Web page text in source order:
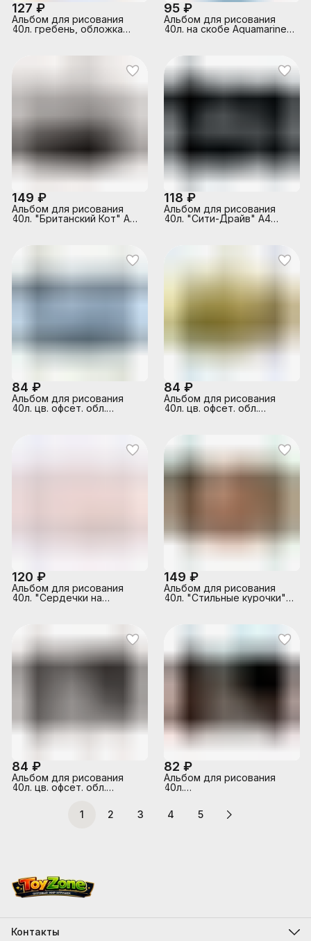
127 ₽
Альбом для рисования
40л. гребень, обложка
95 ₽
Альбом для рисования
40л. на скобе Aquamarine,
149 ₽
Альбом для рисования
40л. "Британский Кот" А4
118 ₽
Альбом для рисования
40л. "Сити-Драйв" А4
84 ₽
Альбом для рисования
40л. цв. офсет. обл.
84 ₽
Альбом для рисования
40л. цв. офсет. обл.
120 ₽
Альбом для рисования
40л. "Сердечки на
149 ₽
Альбом для рисования
40л. "Стильные курочки"
84 ₽
Альбом для рисования
40л. цв. офсет. обл.
82 ₽
Альбом для рисования
40л.
1 2 3 4 5
Контакты